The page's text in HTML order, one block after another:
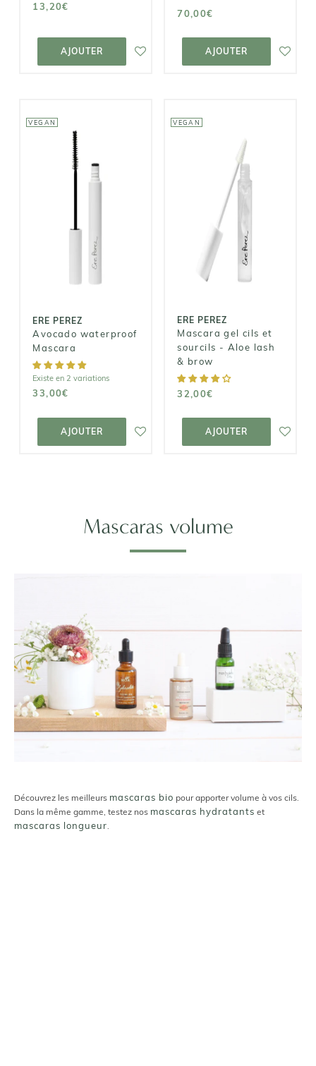
Mascaras volume
Découvrez les meilleurs mascaras bio pour apporter volume à vos cils.
Dans la même gamme, testez nos mascaras hydratants et
mascaras longueur
13,20€
AJOUTER
AJOUTER AU
PANIER
70,00€
AJOUTER
AJOUTER AU
PANIER
VEGAN
ERE PEREZ
Avocado waterproof
Mascara
Existe en 2 variations
33,00€
AJOUTER
Avocado
waterproof
Mascara
AJOUTER AU
PANIER
VEGAN
ERE PEREZ
Mascara gel cils et
sourcils - Aloe lash
& brow
32,00€
AJOUTER
ERE PEREZ
Mascara gel
cils et sourcils
- Aloe lash &
AJOUTER AU
PANIER